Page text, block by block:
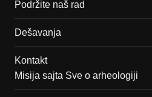
Podržite naš rad
Dešavanja
Kontakt
Misija sajta Sve o arheologiji